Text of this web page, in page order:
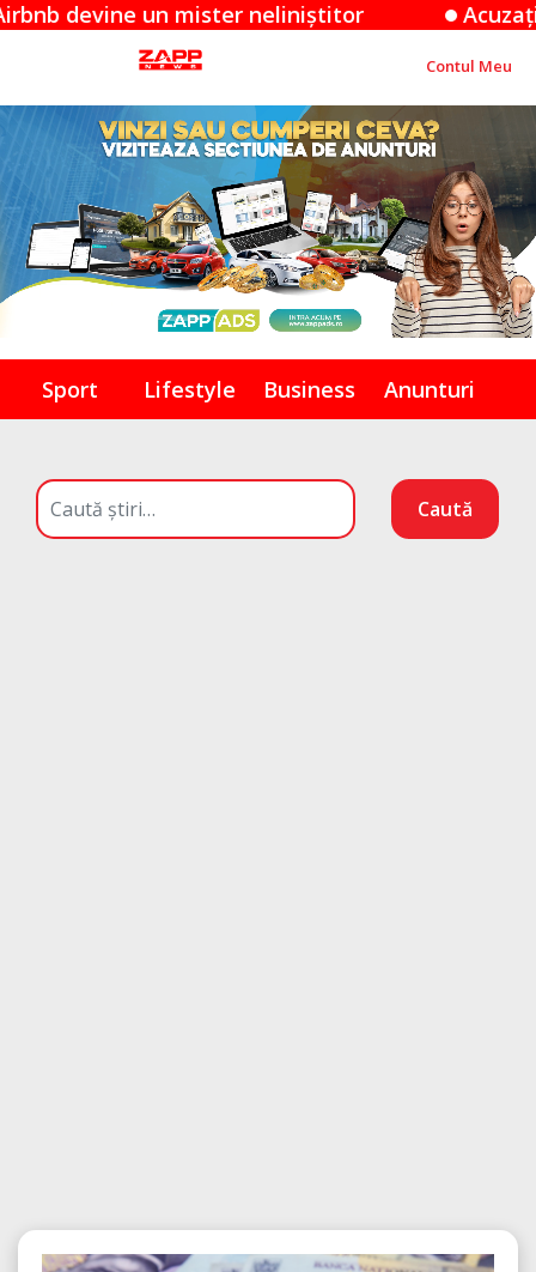
un mister neliniștitor Acuzațiile Apple
Contul Meu
Sport Lifestyle Business Anunturi
Caută